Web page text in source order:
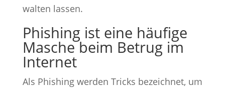
walten lassen.
Phishing ist eine häufige
Masche beim Betrug im
Internet
Als Phishing werden Tricks bezeichnet, um